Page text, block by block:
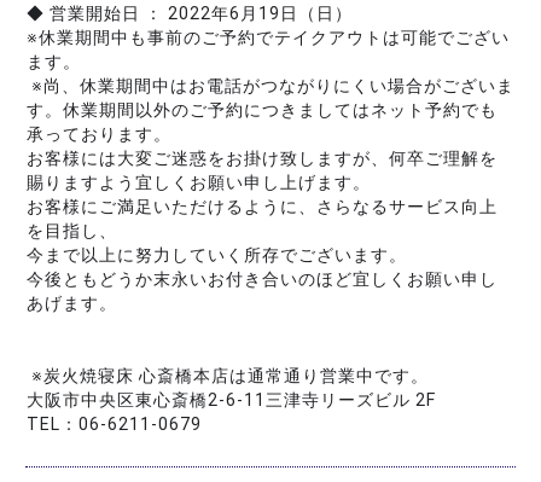
◆ 営業開始日 ： 2022年6月19日（日）
※休業期間中も事前のご予約でテイクアウトは可能でござい
ます。
す。 休業期間以外のご予約につきましてはネット予約でも
承っております。
お客様には大変ご迷惑をお掛け致しますが、何卒ご理解を
賜りますよう宜しくお願い申し上げます。
お客様にご満足いただけるように、さらなるサービス向上
を目指し、
今まで以上に努力していく所存でございます。
今後ともどうか末永いお付き合いのほど宜しくお願い申し
あげます。
※炭火焼寝床 心斎橋本店は通常通り営業中です。
大阪市中央区東心斎橋2-6-11三津寺リーズビル 2F
TEL：06-6211-0679